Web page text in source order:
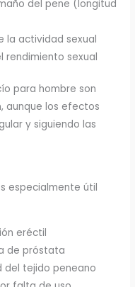
del pene (longitud
la actividad sexual
rendimiento sexual
para hombre son
aunque los efectos
y siguiendo las
especialmente útil
eréctil
de próstata
del tejido peneano